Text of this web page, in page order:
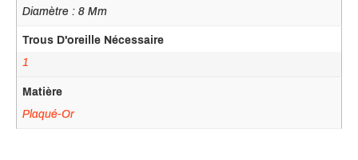
Diamètre : 8 Mm
Trous D'oreille Nécessaire
1
Matière
Plaqué-Or